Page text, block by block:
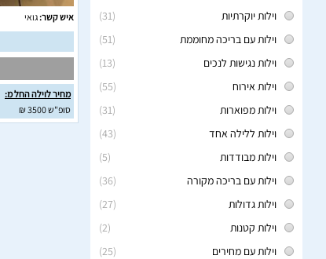
(31)
וילות יוקרתיות
(51)
וילות עם בריכה מחוממת
(13)
וילות נגישות לנכים
(55)
וילות אירוח
(31)
וילות מפוארות
(43)
וילות ללילה אחד
(5)
וילות מבודדות
(36)
וילות עם בריכה מקורה
(27)
וילות גדולות
(2)
וילות קטנות
(25)
וילות עם מחירים
איש קשר:גואי
מחיר לוילה החל מ:
סופ"ש 3500 ₪